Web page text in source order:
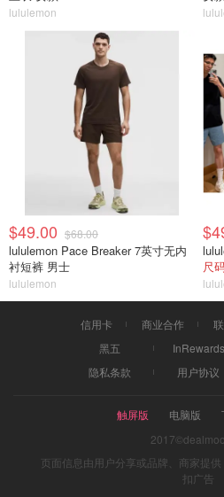
lululemon
$49.00 $68.00
lululemon Pace Breaker 7英寸无内
衬短裤 男士
lululemon
尺
信用卡 商业合作
黑五
InRewards
隐私条款
用户协议
触屏版 电脑版
页面信息由用户分享或品牌、商家提
扣广告